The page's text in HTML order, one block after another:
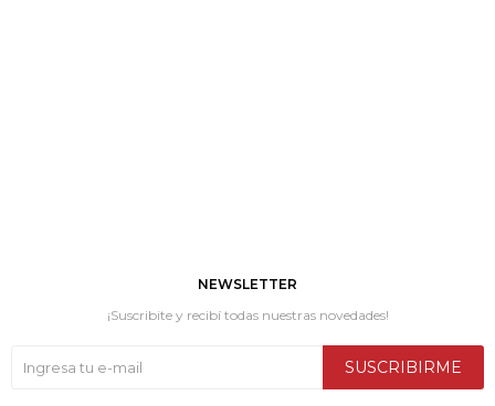
NEWSLETTER
¡Suscribite y recibí todas nuestras novedades!
SUSCRIBIRME